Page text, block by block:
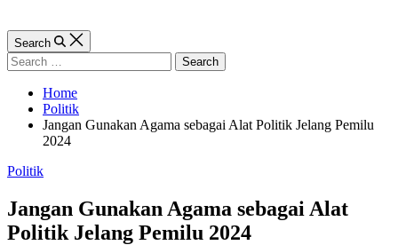
Search
Search
for:
Home
Politik
Jangan Gunakan Agama sebagai Alat Politik Jelang Pemilu
2024
Categories
Politik
Jangan Gunakan Agama sebagai Alat
Politik Jelang Pemilu 2024